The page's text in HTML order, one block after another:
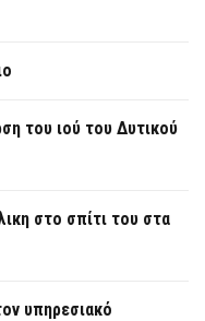
του ιού του Δυτικού
στο σπίτι του στα
υπηρεσιακό